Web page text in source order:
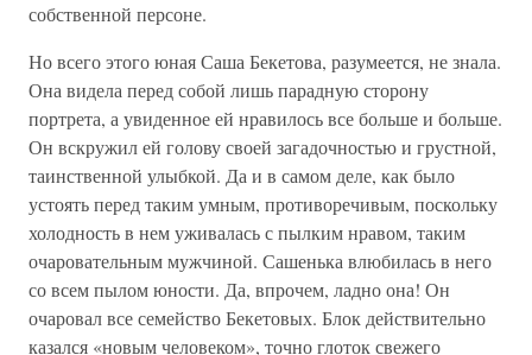
собственной персоне.
Но всего этого юная Саша Бекетова, разумеется, не знала.
Она видела перед собой лишь парадную сторону
портрета, а увиденное ей нравилось все больше и больше.
Он вскружил ей голову своей загадочностью и грустной,
таинственной улыбкой. Да и в самом деле, как было
устоять перед таким умным, противоречивым, поскольку
холодность в нем уживалась с пылким нравом, таким
очаровательным мужчиной. Сашенька влюбилась в него
со всем пылом юности. Да, впрочем, ладно она! Он
очаровал все семейство Бекетовых. Блок действительно
казался «новым человеком», точно глоток свежего